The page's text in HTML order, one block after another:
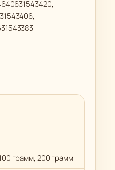
грамм, 200 грамм